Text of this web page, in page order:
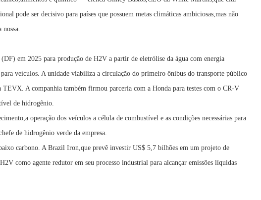
pode ser decisivo para países que possuem metas climáticas ambiciosas,mas não
em 2025 para produção de H2V a partir de eletrólise da água com energia
veículos. A unidade viabiliza a circulação do primeiro ônibus do transporte público
A companhia também firmou parceria com a Honda para testes com o CR-V
de hidrogênio.
operação dos veículos a célula de combustível e as condições necessárias para
de hidrogênio verde da empresa.
carbono. A Brazil Iron,que prevê investir US$ 5,7 bilhões em um projeto de
como agente redutor em seu processo industrial para alcançar emissões líquidas